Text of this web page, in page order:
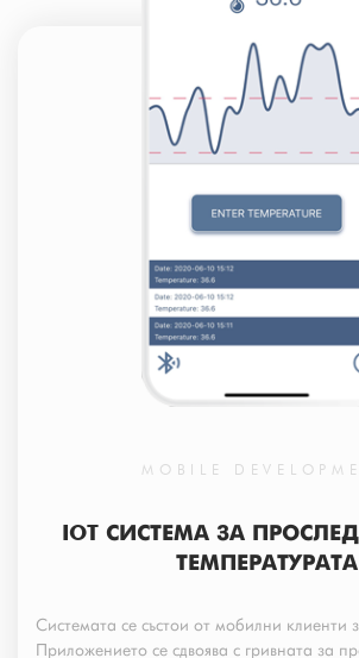
MOBILE
IOT СИСТЕМА ЗА
ТЕМПЕРАТУРАТА
Системата се състои от мобилни клиенти
Приложението се сдвоява с гривната за